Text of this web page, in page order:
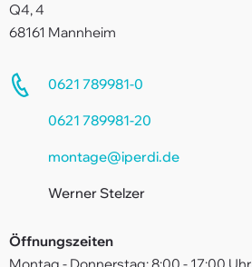
Q4, 4
68161 Mannheim
0621 789981-0
0621 789981-20
montage@iperdi.de
Werner Stelzer
Öffnungszeiten
Anfrage
News
Suche
Impressum
Downloads
Sitemap